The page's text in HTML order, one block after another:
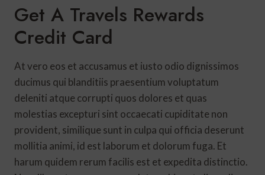
Get A Travels Rewards
Credit Card
At vero eos et accusamus et iusto odio dignissimos
ducimus qui blanditiis praesentium voluptatum
deleniti atque corrupti quos dolores et quas
molestias excepturi sint occaecati cupiditate non
provident, similique sunt in culpa qui officia deserunt
mollitia animi, id est laborum et dolorum fuga. Et
harum quidem rerum facilis est et expedita distinctio.